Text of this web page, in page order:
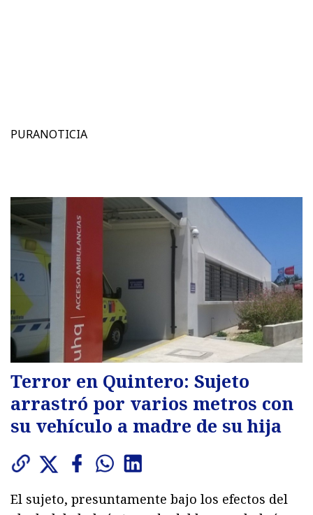
PURANOTICIA
Terror en Quintero: Sujeto
arrastró por varios metros con
su vehículo a madre de su hija
El sujeto, presuntamente bajo los efectos del